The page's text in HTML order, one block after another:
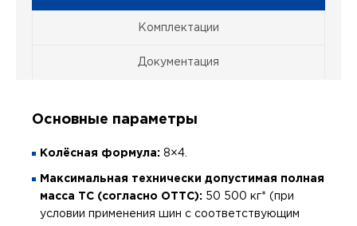
Комплектации
Документация
Основные параметры
Колёсная формула: 8×4.
Максимальная технически допустимая полная
масса ТС (согласно ОТТС): 50 500 кг* (при
условии применения шин с соответствующим